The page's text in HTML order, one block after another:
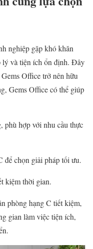
nghiệp gặp khó khăn
lý và tiện ích ổn định. Đây
Office trở nên hữu
Gems Office có thể giúp
phù hợp với nhu cầu thực
để chọn giải pháp tối ưu.
kiệm thời gian.
phòng hạng C tiết kiệm,
gian làm việc tiện ích,